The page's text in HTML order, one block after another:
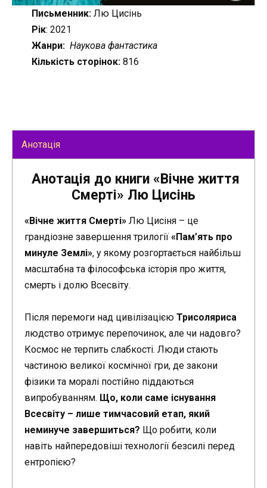
Письменник:Лю Цисінь
Рік: 2021
Жанри: Наукова фантастика
Кількість сторінок:816
Анотація
Анотація до книги «Вічне життя
Смерті» Лю Цисінь
«Вічне життя Смерті» Лю Цисіня – це
грандіозне завершення трилогії «Пам’ять про
минуле Землі», у якому розгортається найбільш
масштабна та філософська історія про життя,
смерть і долю Всесвіту.
Після перемоги над цивілізацією Трисоляриса
людство отримує перепочинок, але чи надовго?
Космос не терпить слабкості. Люди стають
частиною великої космічної гри, де закони
фізики та моралі постійно піддаються
випробуванням. Що, коли саме існування
Всесвіту – лише тимчасовий етап, який
неминуче завершиться? Що робити, коли
навіть найпередовіші технології безсилі перед
ентропією?